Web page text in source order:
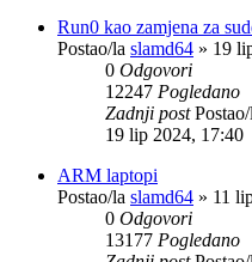
Run0 kao zamjena za
Postao/la slamd64 » 19
0 Odgovori
12247 Pogledano
Zadnji post
19 lip 2024, 17:40
ARM laptopi
Postao/la slamd64 » 11
0 Odgovori
13177 Pogledano